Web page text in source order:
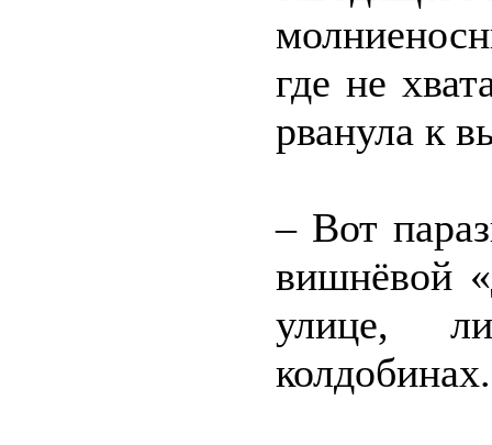
где не
рванула к
– Вот
вишнёвой
улице,
колдобинах.